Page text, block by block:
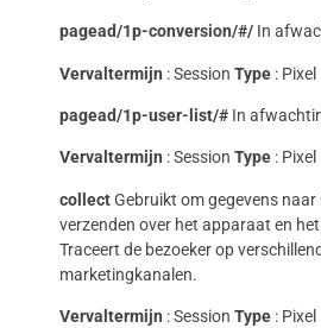
pagead/1p-conversion/#/ In
Vervaltermijn : Session Type : Pixel
pagead/1p-user-list/# In
Vervaltermijn : Session Type : Pixel
collectGebruikt om gegevens
verzenden over het apparaat en
Traceert de bezoeker op
marketingkanalen.
Vervaltermijn : Session Type : Pixel